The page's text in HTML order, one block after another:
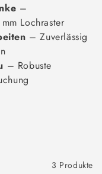
–
Lochraster
– Zuverlässig
– Robuste
3 Produkte